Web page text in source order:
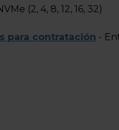
(2, 4, 8, 12, 16, 32)
para contratación -